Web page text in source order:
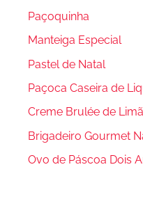
Paçoquinha
Manteiga Especial
Pastel de Natal
Paçoca Caseira de
Creme Brulée de
Brigadeiro Gourmet
Ovo de Páscoa Dois